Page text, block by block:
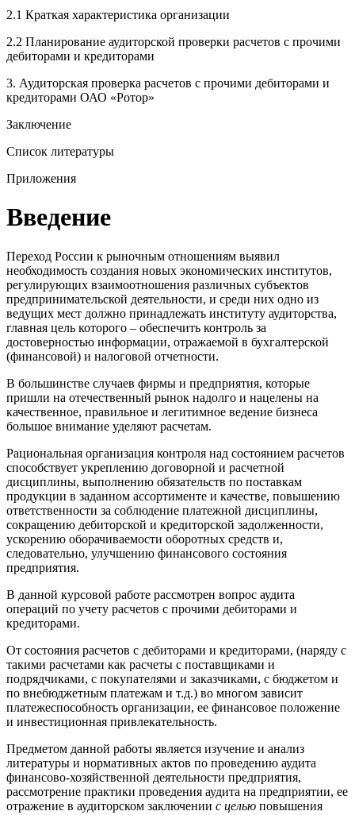
2.1 Краткая характеристика организации
2.2 Планирование аудиторской проверки расчетов с прочими
дебиторами и кредиторами
3. Аудиторская проверка расчетов с прочими дебиторами и
кредиторами ОАО «Ротор»
Заключение
Список литературы
Приложения
Введение
Переход России к рыночным отношениям выявил
необходимость создания новых экономических институтов,
регулирующих взаимоотношения различных субъектов
предпринимательской деятельности, и среди них одно из
ведущих мест должно принадлежать институту аудиторства,
главная цель которого – обеспечить контроль за
достоверностью информации, отражаемой в бухгалтерской
(финансовой) и налоговой отчетности.
В большинстве случаев фирмы и предприятия, которые
пришли на отечественный рынок надолго и нацелены на
качественное, правильное и легитимное ведение бизнеса
большое внимание уделяют расчетам.
Рациональная организация контроля над состоянием расчетов
способствует укреплению договорной и расчетной
дисциплины, выполнению обязательств по поставкам
продукции в заданном ассортименте и качестве, повышению
ответственности за соблюдение платежной дисциплины,
сокращению дебиторской и кредиторской задолженности,
ускорению оборачиваемости оборотных средств и,
следовательно, улучшению финансового состояния
предприятия.
В данной курсовой работе рассмотрен вопрос аудита
операций по учету расчетов с прочими дебиторами и
кредиторами.
От состояния расчетов с дебиторами и кредиторами, (наряду с
такими расчетами как расчеты с поставщиками и
подрядчиками, с покупателями и заказчиками, с бюджетом и
по внебюджетным платежам и т.д.) во многом зависит
платежеспособность организации, ее финансовое положение
и инвестиционная привлекательность.
Предметом данной работы является изучение и анализ
литературы и нормативных актов по проведению аудита
финансово-хозяйственной деятельности предприятия,
рассмотрение практики проведения аудита на предприятии, ее
отражение в аудиторском заключении с целью повышения